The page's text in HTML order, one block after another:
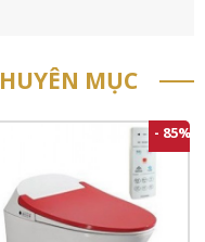
MỤC
- 85%